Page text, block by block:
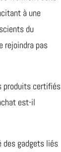
à une
du
rejoindra pas
produits certifiés
est-il
des gadgets liés